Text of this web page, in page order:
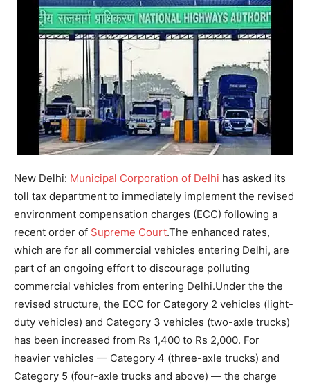
New Delhi: Municipal Corporation of Delhi has asked its
toll tax department to immediately implement the revised
environment compensation charges (ECC) following a
recent order of Supreme Court.The enhanced rates,
which are for all commercial vehicles entering Delhi, are
part of an ongoing effort to discourage polluting
commercial vehicles from entering Delhi.Under the the
revised structure, the ECC for Category 2 vehicles (light-
duty vehicles) and Category 3 vehicles (two-axle trucks)
has been increased from Rs 1,400 to Rs 2,000. For
heavier vehicles — Category 4 (three-axle trucks) and
Category 5 (four-axle trucks and above) — the charge